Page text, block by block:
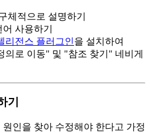
체적으로 설명하기
사용하기
리전스 플러그인을 설치하여
의로 이동" 및 "참조 찾기" 네비게
기
인을 찾아 수정해야 한다고 가정